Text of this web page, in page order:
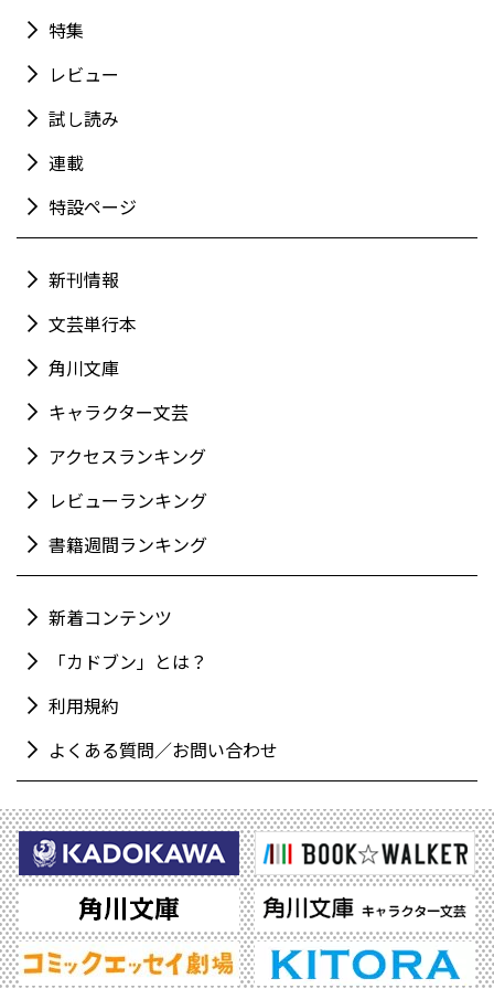
特集
レビュー
試し読み
連載
特設ページ
新刊情報
文芸単行本
角川文庫
キャラクター文芸
アクセスランキング
レビューランキング
書籍週間ランキング
新着コンテンツ
「カドブン」とは？
利用規約
よくある質問／お問い合わせ